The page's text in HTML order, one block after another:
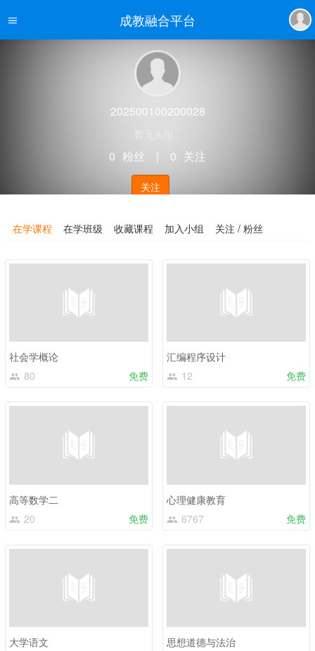
成教融合平台
202500100200028
0 粉丝 0 关注
关注
在学课程 在学班级 收藏课程 加入小组 关注 / 粉丝
社会学概论
80
免费
汇编程序设计
12
免费
高等数学二
20
免费
心理健康教育
6767
免费
大学语文
思想道德与法治